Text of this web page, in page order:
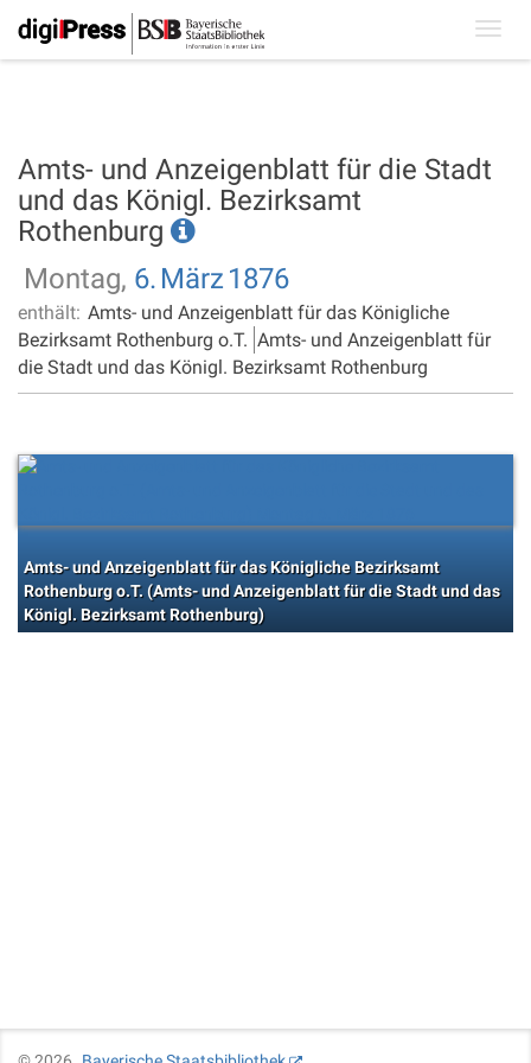
Amts- und Anzeigenblatt für die Stadt
und das Königl. Bezirksamt
Rothenburg
Montag, 6. März 1876
enthält: Amts- und Anzeigenblatt für das Königliche
Bezirksamt Rothenburg o.T. Amts- und Anzeigenblatt für
die Stadt und das Königl. Bezirksamt Rothenburg
Amts- und Anzeigenblatt für das Königliche Bezirksamt
Rothenburg o.T. (Amts- und Anzeigenblatt für die Stadt und das
Königl. Bezirksamt Rothenburg)